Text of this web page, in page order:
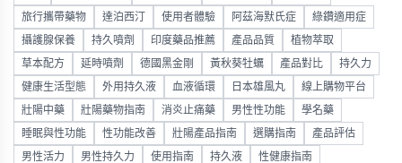
旅行攜帶藥物 達泊西汀 使用者體驗 阿茲海默氏症 綠鑽適用症
攝護腺保養 持久噴劑 印度藥品推薦 產品品質 植物萃取
草本配方 延時噴劑 德國黑金剛 黃秋葵牡蠣 產品對比 持久力
健康生活型態 外用持久液 血液循環 日本雄風丸 線上購物平台
壯陽中藥 壯陽藥物指南 消炎止痛藥 男性性功能 學名藥
睡眠與性功能 性功能改善 壯陽產品指南 選購指南 產品評估
男性活力 男性持久力 使用指南 持久液 性健康指南